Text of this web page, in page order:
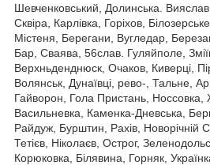
Шевченковський, Долинська.
Сквіра, Карлівка, Горіхов,
Містеня, Берегани, Вугледар,
Бар, Сваява, 56слав. Гуляйполе,
Верхньденднюск, Очаков, Киверці,
Волянськ, Дунаївці, рево-, Тальне,
Гайворон, Гола Пристань, Носсовка,
Васильневка, Каменка-Дневська,
Райдуж, Бурштин, Рахів, Новорічній
Тетієв, Ніколаєв, Острог,
Корюковка, Білявина, Горняк,